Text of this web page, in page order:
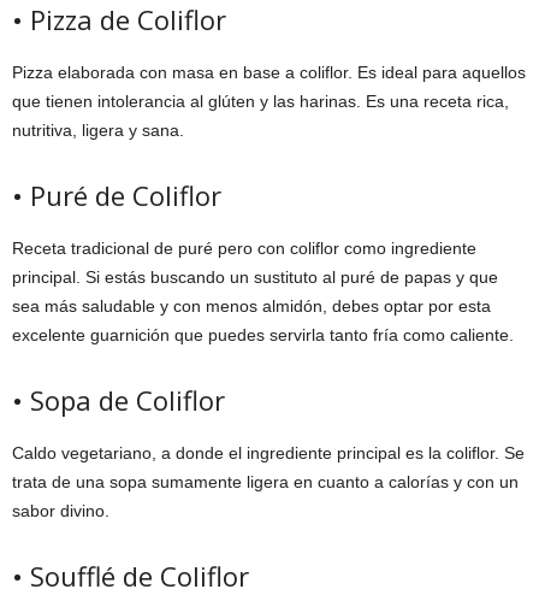
• Pizza de Coliflor
Pizza elaborada con masa en base a coliflor. Es ideal para aquellos
que tienen intolerancia al glúten y las harinas. Es una receta rica,
nutritiva, ligera y sana.
• Puré de Coliflor
Receta tradicional de puré pero con coliflor como ingrediente
principal. Si estás buscando un sustituto al puré de papas y que
sea más saludable y con menos almidón, debes optar por esta
excelente guarnición que puedes servirla tanto fría como caliente.
• Sopa de Coliflor
Caldo vegetariano, a donde el ingrediente principal es la coliflor. Se
trata de una sopa sumamente ligera en cuanto a calorías y con un
sabor divino.
• Soufflé de Coliflor